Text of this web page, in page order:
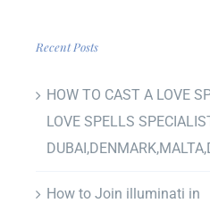
Recent Posts
HOW TO CAST A LOVE
LOVE SPELLS
How to Join illuminati in